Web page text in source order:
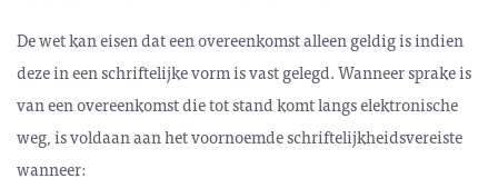
De wet kan eisen dat een overeenkomst alleen geldig is indien
deze in een schriftelijke vorm is vast gelegd. Wanneer sprake is
van een overeenkomst die tot stand komt langs elektronische
weg, is voldaan aan het voornoemde schriftelijkheidsvereiste
wanneer: